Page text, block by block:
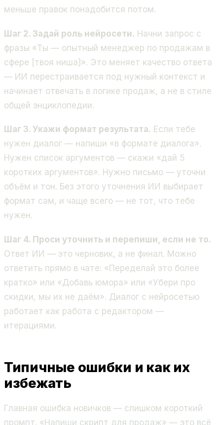
меньше правок понадобится потом.
Шаг 2. Задай роль нейросети. Начни запрос с
фразы «Ты — опытный менеджер по продажам в
сфере [твоя ниша]». Это меняет качество ответа
— ИИ перестраивается под нужный контекст и
начинает отвечать в логике продаж, а не в стиле
общей энциклопедии.
Шаг 3. Укажи формат результата. Если тебе
нужен диалог — напиши «в формате диалога».
Нужен список аргументов — скажи «дай 5
коротких аргументов». Нужно письмо — уточни
объём и тон. Без этого уточнения ИИ выбирает
формат сам, и чаще всего — не тот, что тебе
нужен.
Шаг 4. Проси уточнить и перепиши, если не то.
Ответ ИИ — это черновик, а не финал. Можно
ответить прямо в чате: «Переделай это более
кратко» или «Добавь юмора» или «Убери про
скидки, мы их не даём». Диалог с нейросетью
работает как работа с редактором —
итерациями.
Типичные ошибки и как их
избежать
Главная ошибка новичков — слишком короткий
промпт. «Напиши скрипт для продаж» — это всё